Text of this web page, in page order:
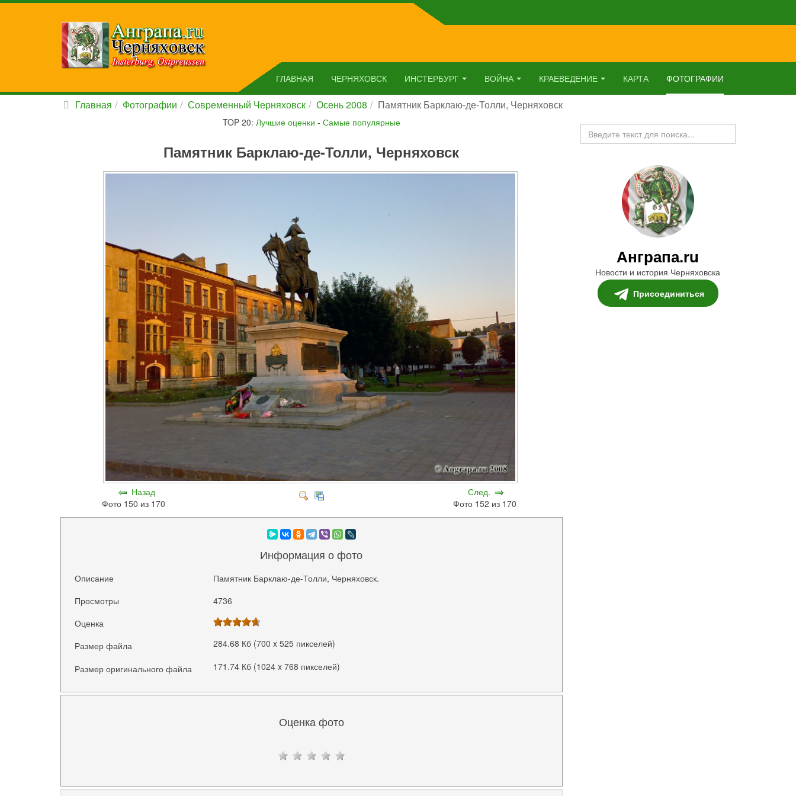
ГЛАВНАЯ ЧЕРНЯХОВСК ИНСТЕРБУРГ ВОЙНА КРАЕВЕДЕНИЕ КАРТА ФОТОГРАФИИ
Главная Фотографии Современный Черняховск Осень 2008 Памятник Барклаю-де-Толли, Черняховск
TOP 20: Лучшие оценки - Самые популярные
Памятник Барклаю-де-Толли, Черняховск
Назад
Фото 150 из 170
След.
Фото 152 из 170
Информация о фото
Описание
Памятник Барклаю-де-Толли, Черняховск.
Просмотры
4736
Оценка
Размер файла
284.68 Кб (700 x 525 пикселей)
Размер оригинального файла 171.74 Кб (1024 x 768 пикселей)
Оценка фото
Искать...
Анграпа.ru
Новости и история Черняховска
Присоединиться